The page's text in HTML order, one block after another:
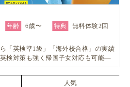
年齢 6歳〜 特典
無料体験2回
「英検準1級」「海外校合格」の実績
検対策も強く帰国子女対応も可能―
会話『Brightly for Kids｜ブライトリ
人気